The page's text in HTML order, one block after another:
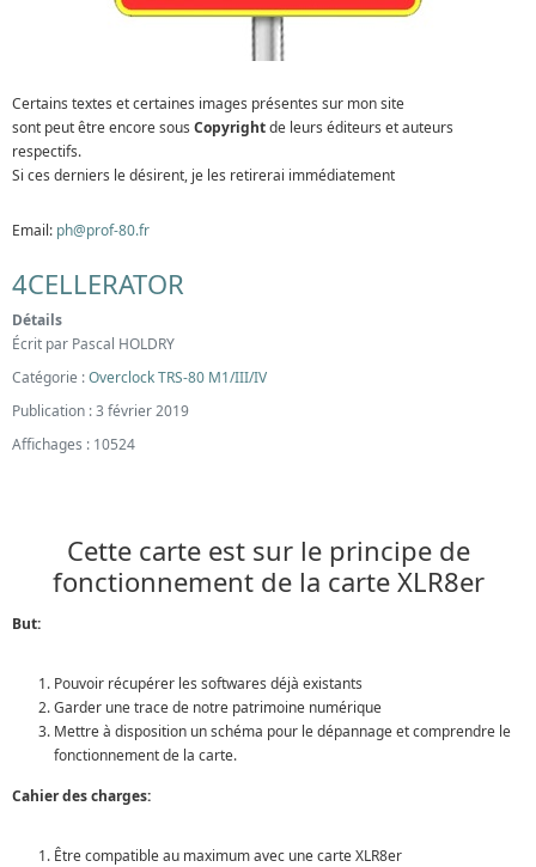
Certains textes et certaines images présentes sur mon site
sont peut être encore sous Copyrightde leurs éditeurs et auteurs
respectifs.
Si ces derniers le désirent, je les retirerai immédiatement
Email: ph@prof-80.fr
4CELLERATOR
Détails
Écrit par Pascal HOLDRY
Catégorie :Overclock TRS-80 M1/III/IV
Publication : 3 février 2019
Affichages : 10524
Cette carte est sur le principe de
fonctionnement de la carte XLR8er
But:
Pouvoir récupérer les softwares déjà existants
Garder une trace de notre patrimoine numérique
Mettre à disposition un schéma pour le dépannage et comprendre le
fonctionnement de la carte.
Cahier des charges:
Être compatible au maximum avec une carte XLR8er